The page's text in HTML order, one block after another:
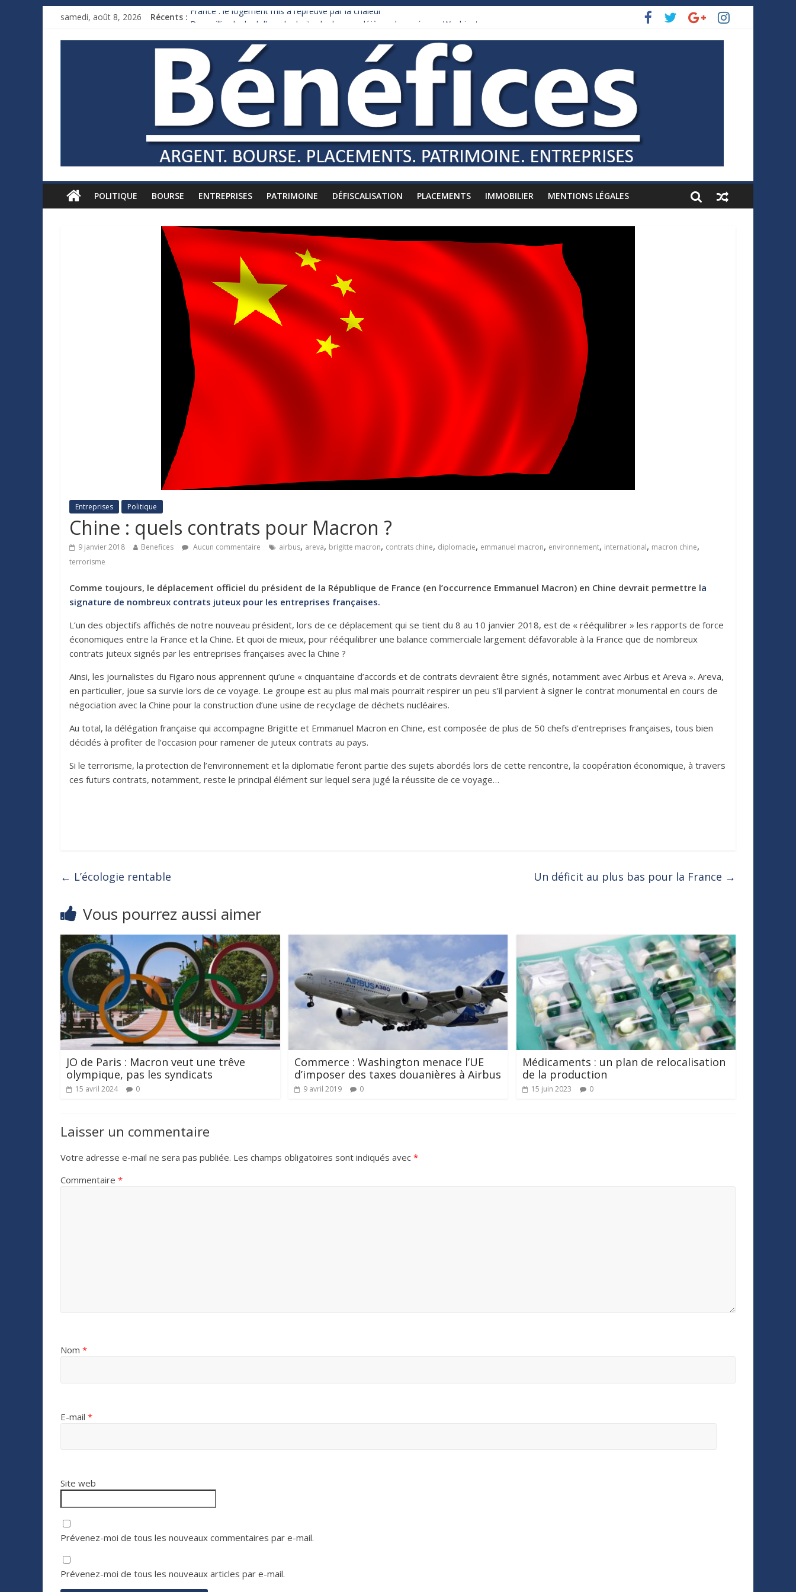
samedi, août 8, 2026 Récents : France : le logement mis à l’épreuve par la chaleur
Royaume-Uni : Andy Burnham recule sur l’impôt
Xavier Niel, le milliardaire qui ne touche presque rien
Ruée des fortunes russes vers l’étranger
POLITIQUE BOURSE ENTREPRISES PATRIMOINE DÉFISCALISATION PLACEMENTS IMMOBILIER MENTIONS LÉGALES
Entreprises Politique
Chine : quels contrats pour Macron ?
9 janvier 2018 Benefices Aucun commentaire airbus, areva, brigitte macron, contrats chine, diplomacie, emmanuel macron, environnement, international, macron chine,
terrorisme
Comme toujours, le déplacement officiel du président de la République de France (en l’occurrence Emmanuel Macron) en Chine devrait permettre la
signature de nombreux contrats juteux pour les entreprises françaises.
L’un des objectifs affichés de notre nouveau président, lors de ce déplacement qui se tient du 8 au 10 janvier 2018, est de « rééquilibrer » les rapports de force
économiques entre la France et la Chine. Et quoi de mieux, pour rééquilibrer une balance commerciale largement défavorable à la France que de nombreux
contrats juteux signés par les entreprises françaises avec la Chine ?
Ainsi, les journalistes du Figaro nous apprennent qu’une « cinquantaine d’accords et de contrats devraient être signés, notamment avec Airbus et Areva ». Areva,
en particulier, joue sa survie lors de ce voyage. Le groupe est au plus mal mais pourrait respirer un peu s’il parvient à signer le contrat monumental en cours de
négociation avec la Chine pour la construction d’une usine de recyclage de déchets nucléaires.
Au total, la délégation française qui accompagne Brigitte et Emmanuel Macron en Chine, est composée de plus de 50 chefs d’entreprises françaises, tous bien
décidés à profiter de l’occasion pour ramener de juteux contrats au pays.
Si le terrorisme, la protection de l’environnement et la diplomatie feront partie des sujets abordés lors de cette rencontre, la coopération économique, à travers
ces futurs contrats, notamment, reste le principal élément sur lequel sera jugé la réussite de ce voyage…
← L’écologie rentable Un déficit au plus bas pour la France →
Vous pourrez aussi aimer
JO de Paris : Macron veut une trêve
olympique, pas les syndicats
15 avril 2024 0
Commerce : Washington menace l’UE
d’imposer des taxes douanières à Airbus
9 avril 2019 0
Médicaments : un plan de relocalisation
de la production
15 juin 2023 0
Laisser un commentaire
Votre adresse e-mail ne sera pas publiée. Les champs obligatoires sont indiqués avec *
Commentaire *
Nom *
E-mail *
Site web
Prévenez-moi de tous les nouveaux commentaires par e-mail.
Prévenez-moi de tous les nouveaux articles par e-mail.